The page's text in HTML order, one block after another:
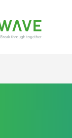
to
primary
to
main
to
primary
to
footer